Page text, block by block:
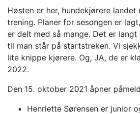
Høsten er her, hundekjørere
trening. Planer for sesongen er
er delt med så mange. Det er
til man står på startstreken. Vi
lite knippe kjørere. Og, JA, de er
2022.
Den 15. oktober 2021 åpner
Henriette Sørensen er junior